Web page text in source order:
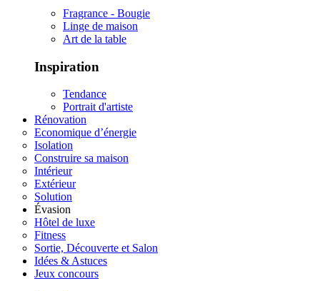
Fragrance - Bougie
Linge de maison
Art de la table
Inspiration
Tendance
Portrait d'artiste
Rénovation
Economique d’énergie
Isolation
Construire sa maison
Intérieur
Extérieur
Solution
Évasion
Hôtel de luxe
Fitness
Sortie, Découverte et Salon
Idées & Astuces
Jeux concours